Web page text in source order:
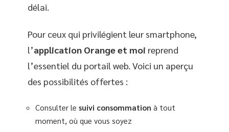
délai.
Pour ceux qui privilégient leur smartphone,
l’application Orange et moi reprend
l’essentiel du portail web. Voici un aperçu
des possibilités offertes :
Consulter le suivi consommation à tout
moment, où que vous soyez